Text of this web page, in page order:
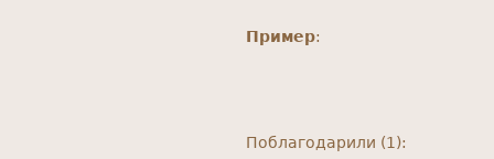
Пример:
Поблагодарили (1):